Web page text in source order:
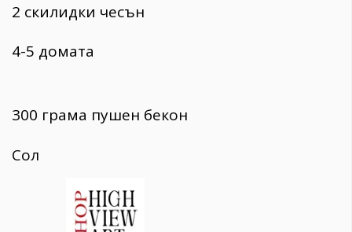
2 скилидки чесън
4-5 домата
300 грама пушен бекон
Сол